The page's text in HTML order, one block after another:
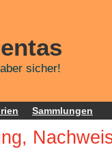
sicher!
Sammlungen